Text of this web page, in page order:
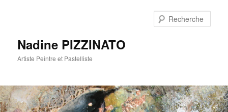
Nadine PIZZINATO
Artiste Peintre et Pastelliste